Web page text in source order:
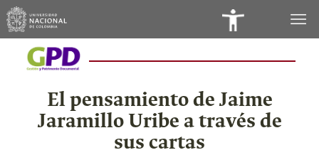
Videos
El pensamiento de Jaime
Jaramillo Uribe a través de
sus cartas